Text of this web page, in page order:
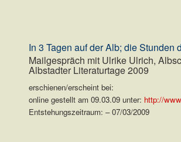
In 3 Tagen auf der Alb; die Stunden
Mailgespräch mit Ulrike Ulrich,
Albstadter Literaturtage 2009
erschienen/erscheint bei:
online gestellt am 09.03.09 unter: http://
Entstehungszeitraum: – 07/03/2009